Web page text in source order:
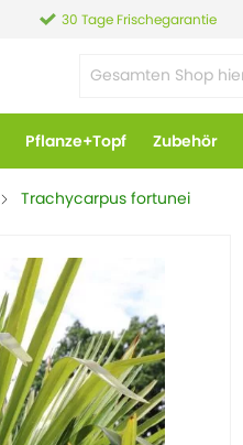
30 Tage Frischegarantie
Pflanze+Topf Zubehör
Trachycarpus fortunei